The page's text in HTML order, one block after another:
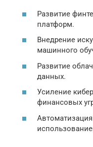
Развитие
платформ.
Внедрение
машинного
Развитие
данных.
Усиление
финансовых